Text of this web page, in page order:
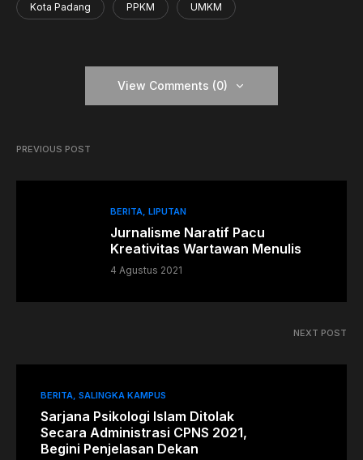
Kota Padang PPKM UMKM
View Comments (0)
PREVIOUS POST
BERITA LIPUTAN
Jurnalisme Naratif Pacu
Kreativitas Wartawan Menulis
4 Agustus 2021
NEXT POST
BERITA SALINGKA KAMPUS
Sarjana Psikologi Islam Ditolak
Secara Administrasi CPNS 2021,
Begini Penjelasan Dekan